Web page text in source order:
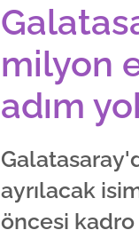
milyon
adım
ayrılacak
öncesi kadro